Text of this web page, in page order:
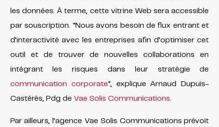
les données. À terme, cette vitrine Web sera accessible
par souscription. “Nous avons besoin de flux entrant et
d’interactivité avec les entreprises afin d’optimiser cet
outil et de trouver de nouvelles collaborations en
intégrant les risques dans leur stratégie de
communication corporate“, explique Arnaud Dupuis-
Castérès, Pdg de Vae Solis Communications.
Par ailleurs, l’agence Vae Solis Communications prévoit